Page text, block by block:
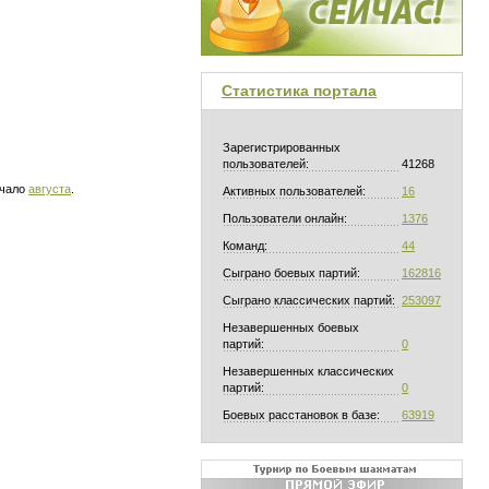
августа
Статистика портала
Зарегистрированных
пользователей:
41268
Активных пользователей: 16
Пользователи онлайн: 1376
Команд: 44
Сыграно боевых партий: 162816
Сыграно классических партий: 253097
Незавершенных боевых
партий:
0
Незавершенных классических
партий:
0
Боевых расстановок в базе: 63919